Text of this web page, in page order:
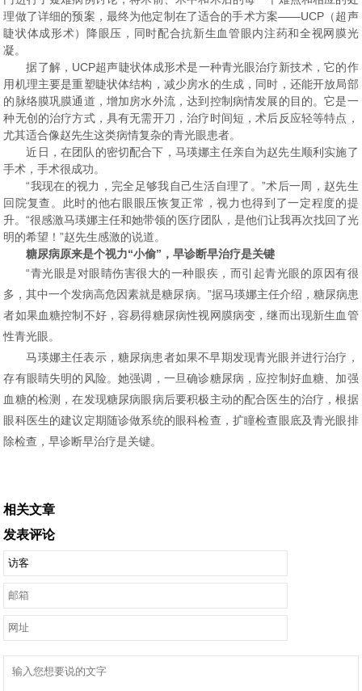
理做了详细的预案，最终为他定制在了适合的手术方案——UCP（超声
睫状体成形术）降眼压，同时配合抗新生血管眼内注药和全视网膜光
凝。
据了解，UCP超声睫状体成形术是一种青光眼治疗新技术，它的作
用机理主要是重塑睫状体结构，减少房水的生成，同时，还能开放局部
的脉络膜巩膜通道，增加房水外流，达到 控制病情发展的目的。它是一
种无创的治疗方式，具有无需开刀，治疗时间短，术后反应轻等特点，
尤其适合像赵先生这类病情复杂的青光眼患者。
近日，在团队的密切配合下，马瑛娜主任亲自为赵先生顺利实施了
手术，手术很成功。
“我现在的视力，完全足够我自己生活自理了。”术后一周，赵先生
回院复查。此时的他右眼眼压恢复正常，视力也得到了一定程度的提
升。“很感激马瑛娜主任和她带领的医疗团队，是他们让我再次找回了光
明的希望！”赵先生感激的说道。
糖尿病原来是个视力“小偷”，早诊断早治疗是关键
“青光眼是对眼睛伤害很大的一种眼疾，而引起青光眼的原因有很
多，其中一个发病高危因素就是糖尿病。”据马瑛娜主任介绍，糖尿病患
者如果血糖控制不好，容易得糖尿病性视网膜病变，继而出现新生血管
性青光眼。
马瑛娜主任表示，糖尿病患者如果不早期发现青光眼并进行治疗，
存有眼睛失明的风险。她强调，一旦确诊糖尿病，应控制好血糖、加强
血糖的检测，在发现糖尿病眼病后要积极主动的配合医生的治疗，根据
眼科医生的建议定期随诊做系统的眼科检查，扩瞳检查眼底及青光眼排
除检查，早诊断早治疗是关键。
相关文章
发表评论